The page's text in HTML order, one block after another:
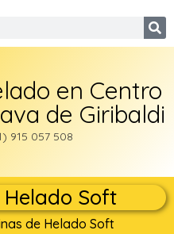
en Centro
de Giribaldi
915 057 508
Soft
de Helado Soft